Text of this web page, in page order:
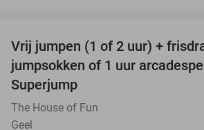
Vrij jumpen (1 of 2 uur) +
jumpsokken of 1 uur
Superjump
The House of Fun
Geel